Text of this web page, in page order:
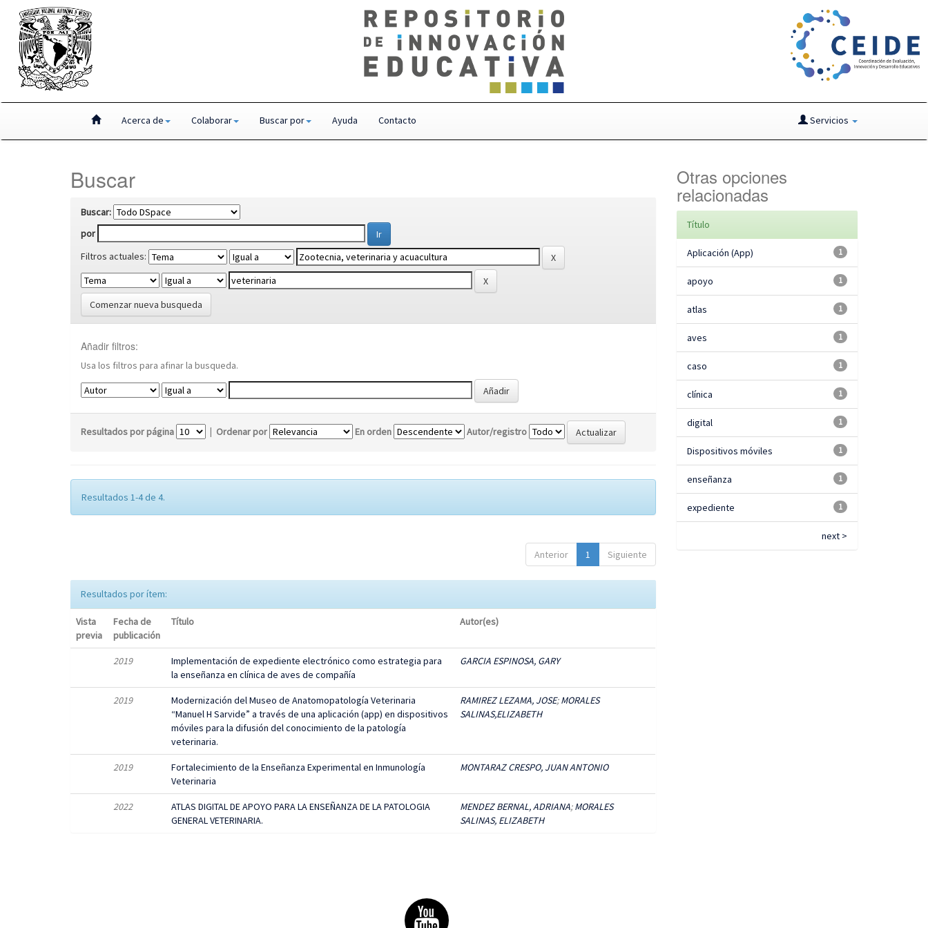
Acerca de Colaborar Buscar por Ayuda Contacto Servicios
Buscar
Buscar:
por
Filtros actuales:
Comenzar nueva busqueda
Añadir filtros:
Usa los filtros para afinar la busqueda.
Resultados por página | Ordenar por En orden Autor/registro
Resultados 1-4 de 4.
Anterior 1 Siguiente
Resultados por ítem:
Vista
previa
Fecha de
publicación
Título Autor(es)
2019
Implementación de expediente electrónico como estrategia para
la enseñanza en clínica de aves de compañía
GARCIA ESPINOSA, GARY
2019
Modernización del Museo de Anatomopatología Veterinaria
“Manuel H Sarvide” a través de una aplicación (app) en dispositivos
móviles para la difusión del conocimiento de la patología
veterinaria.
RAMIREZ LEZAMA, JOSE;MORALES
SALINAS,ELIZABETH
2019
Fortalecimiento de la Enseñanza Experimental en Inmunología
Veterinaria
MONTARAZ CRESPO, JUAN ANTONIO
2022
ATLAS DIGITAL DE APOYO PARA LA ENSEÑANZA DE LA PATOLOGIA
GENERAL VETERINARIA.
MENDEZ BERNAL, ADRIANA;MORALES
SALINAS, ELIZABETH
Otras opciones
relacionadas
Título
1
Aplicación (App)
1
apoyo
1
atlas
1
aves
1
caso
1
clínica
1
digital
1
Dispositivos móviles
1
enseñanza
1
expediente
next >